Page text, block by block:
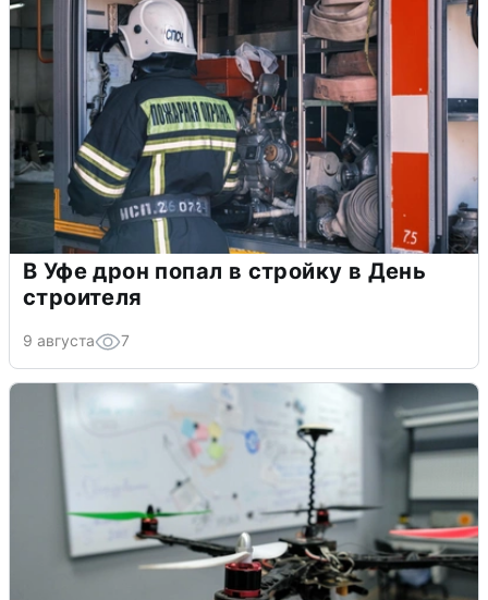
В Уфе дрон попал в стройку в День
строителя
9 августа 7